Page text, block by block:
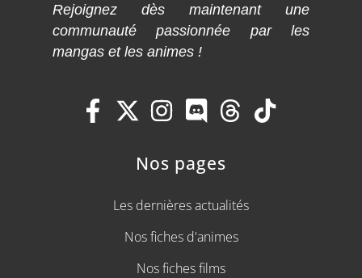
Rejoignez dès maintenant une
communauté passionnée par les
mangas et les animes !
Nos pages
Les dernières actualités
Nos fiches d'animes
Nos fiches films